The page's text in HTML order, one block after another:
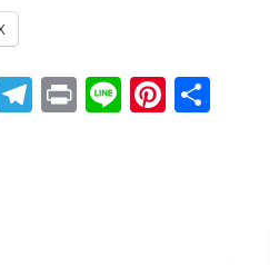
Telegram
PrintLine